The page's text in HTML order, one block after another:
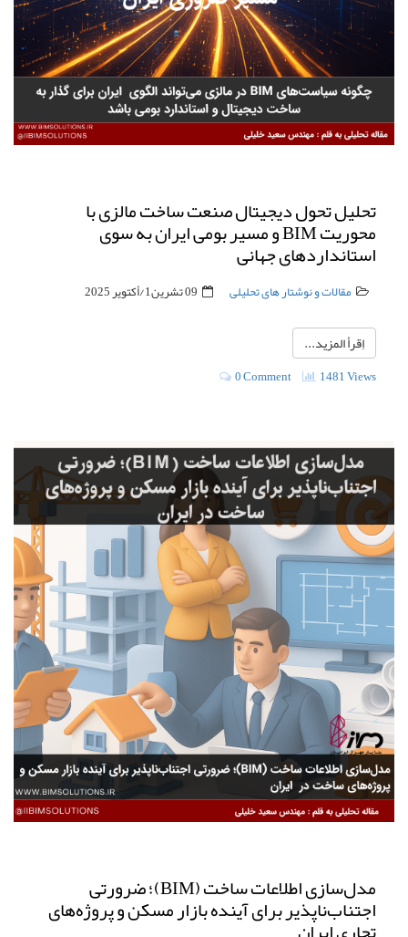
تحلیل تحول دیجیتال صنعت ساخت مالزی با
محوریت BIM و مسیر بومی ایران به سوی
استانداردهای جهانی
مقالات و نوشتار های تحلیلی 09 تشرين1/أكتوير 2025
اِقرأ المزيد...
0 Comment 1481 Views
مدل‌سازی اطلاعات ساخت (BIM)؛ ضرورتی
اجتناب‌ناپذیر برای آینده بازار مسکن و پروژه‌های